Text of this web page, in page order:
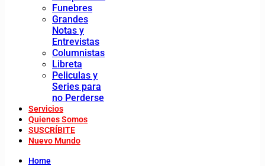
Funebres
Grandes
Notas y
Entrevistas
Columnistas
Libreta
Peliculas y
Series para
no Perderse
Servicios
Quienes Somos
SUSCRÍBITE
Nuevo Mundo
Home